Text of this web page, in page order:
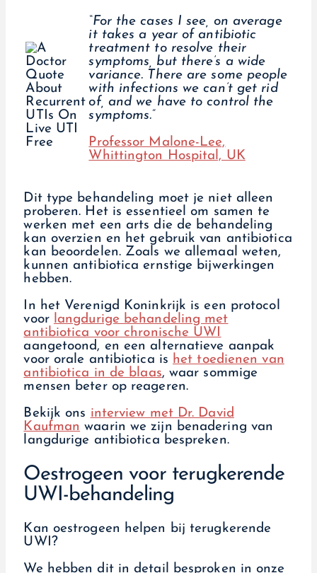
“For the cases I see, on average
it takes a year of antibiotic
treatment to resolve their
symptoms, but there’s a wide
variance. There are some people
with infections we can’t get rid
of, and we have to control the
symptoms.”
Professor Malone-Lee,
Whittington Hospital, UK
Dit type behandeling moet je niet alleen
proberen. Het is essentieel om samen te
werken met een arts die de behandeling
kan overzien en het gebruik van antibiotica
kan beoordelen. Zoals we allemaal weten,
kunnen antibiotica ernstige bijwerkingen
hebben.
In het Verenigd Koninkrijk is een protocol
voor langdurige behandeling met
antibiotica voor chronische UWI
aangetoond, en een alternatieve aanpak
voor orale antibiotica is het toedienen van
antibiotica in de blaas, waar sommige
mensen beter op reageren.
Bekijk ons interview met Dr. David
Kaufman waarin we zijn benadering van
langdurige antibiotica bespreken.
Oestrogeen voor terugkerende
UWI-behandeling
Kan oestrogeen helpen bij terugkerende
UWI?
We hebben dit in detail besproken in onze